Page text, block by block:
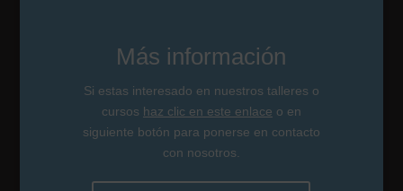
Más información
Si estas interesado en nuestros talleres o
cursos haz clic en este enlace o en
siguiente botón para ponerse en contacto
con nosotros.